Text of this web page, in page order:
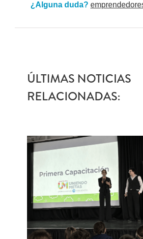
¿Alguna duda?
ÚLTIMAS NOTICIAS
RELACIONADAS: